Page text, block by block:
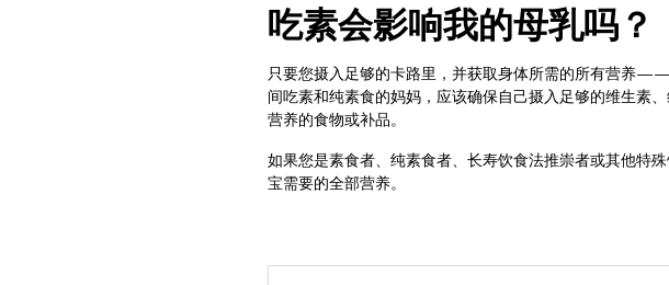
吃素会影响我的母乳吗？
只要您摄入足够的卡路里，并获取身体所需的所有营养
间吃素和纯素食的妈妈，应该确保自己摄入足够的维生素
营养的食物或补品。
如果您是素食者、纯素食者、长寿饮食法推崇者或其他特
宝需要的全部营养。